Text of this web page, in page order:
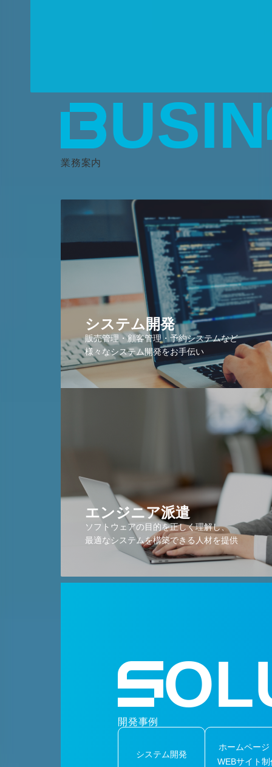
USIN
業務案内
システム開発
販売管理・顧客管理・予約システムなど
様々なシステム開発をお手伝い
エンジニア派遣
ソフトウェアの目的を正しく理解し、
最適なシステムを構築できる人材を提供
開発事例
システム開発
ホームページ
WEBサイト制